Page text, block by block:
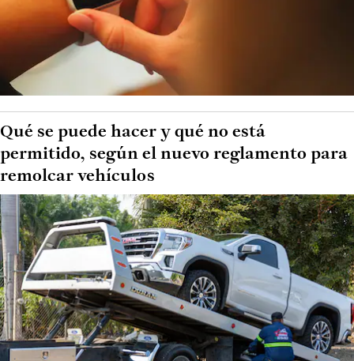
Qué se puede hacer y qué no está
permitido, según el nuevo reglamento para
remolcar vehículos